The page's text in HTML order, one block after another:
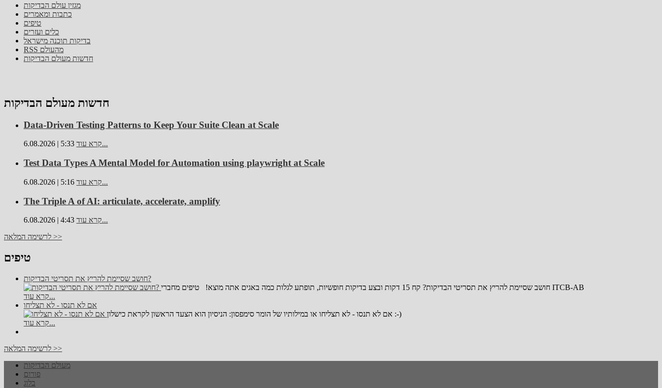
מגזין עולם הבדיקות
כתבות ומאמרים
טיפים
כלים ועזרים
בדיקות תוכנה מישראל
RSS מהעולם
חדשות מעולם הבדיקות
חדשות מעולם הבדיקות
Data-Driven Testing Patterns to Keep Your Suite Clean at Scale
6.08.2026 | 5:33 קרא עוד...
Test Data Types A Mental Model for Automation using playwright at Scale
6.08.2026 | 5:16 קרא עוד...
The Triple A of AI: articulate, accelerate, amplify
6.08.2026 | 4:43
קרא עוד...
לרשימה המלאה >>
טיפים
חושב שסיימת להריץ את תסריטי הבדיקות?
חושב שסיימת להריץ את תסריטי הבדיקות? קח 15 דקות ובצע בדיקות חופשיות, תופתע לגלות כמה באגים אתה מוצא! טיפים מחברי ITCB-AB
קרא עוד...
אם לא תנסו - לא תצליחו
אם לא תנסו - לא תצליחו או במילותיו של הומר סימפסון: הניסיון הוא הצעד הראשון לקראת כישלון :-)
קרא עוד...
לרשימה המלאה >>
מעולם הבדיקות
פורום
בלוג